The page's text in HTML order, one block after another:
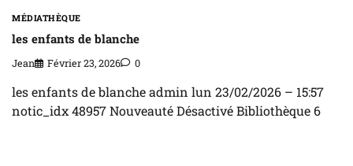
MÉDIATHÈQUE
les enfants de blanche
Jean Février 23, 2026 0
les enfants de blanche admin lun 23/02/2026 – 15:57
notic_idx 48957 Nouveauté Désactivé Bibliothèque 6